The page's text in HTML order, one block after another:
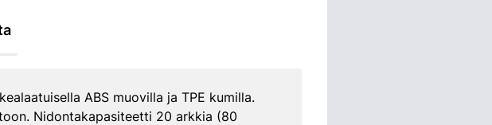
ABS muovilla ja TPE kumilla.
Nidontakapasiteetti 20 arkkia (80